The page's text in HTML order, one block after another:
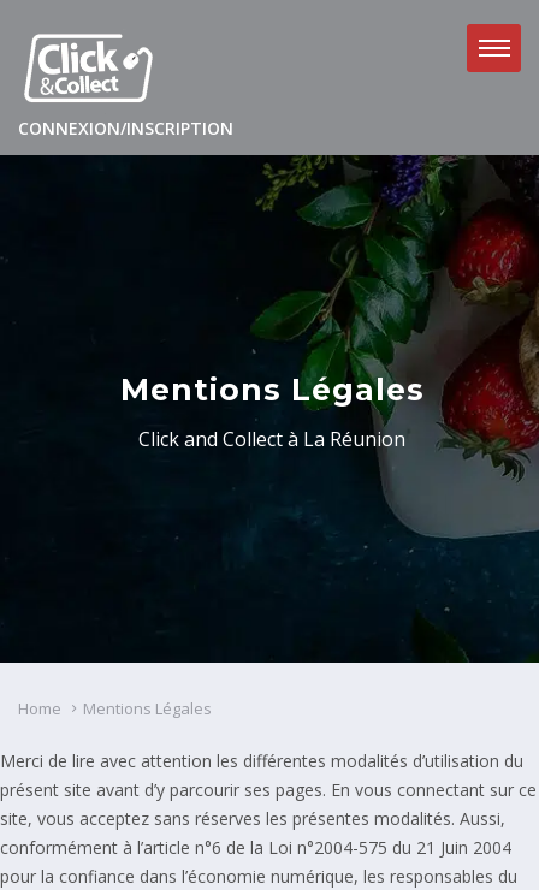
CONNEXION/INSCRIPTION
Mentions Légales
Click and Collect à La Réunion
Home Mentions Légales
Merci de lire avec attention les différentes modalités d’utilisation du
présent site avant d’y parcourir ses pages. En vous connectant sur ce
site, vous acceptez sans réserves les présentes modalités. Aussi,
conformément à l’article n°6 de la Loi n°2004-575 du 21 Juin 2004
pour la confiance dans l’économie numérique, les responsables du